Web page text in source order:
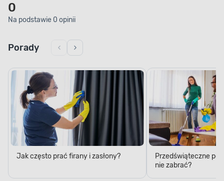
0
Na podstawie 0 opinii
Porady
Jak często prać firany i zasłony?
Przedświąteczne
nie zabrać?